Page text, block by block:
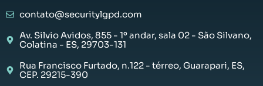
contato@securitylgpd.com
Av. Silvio Avidos, 855 - 1º andar, sala 02 - São Silvano,
Colatina - ES, 29703-131
Rua Francisco Furtado, n.122 - térreo, Guarapari, ES,
CEP. 29215-390